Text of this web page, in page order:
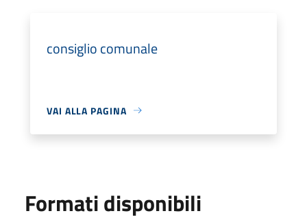
consiglio comunale
VAI ALLA PAGINA
Formati disponibili